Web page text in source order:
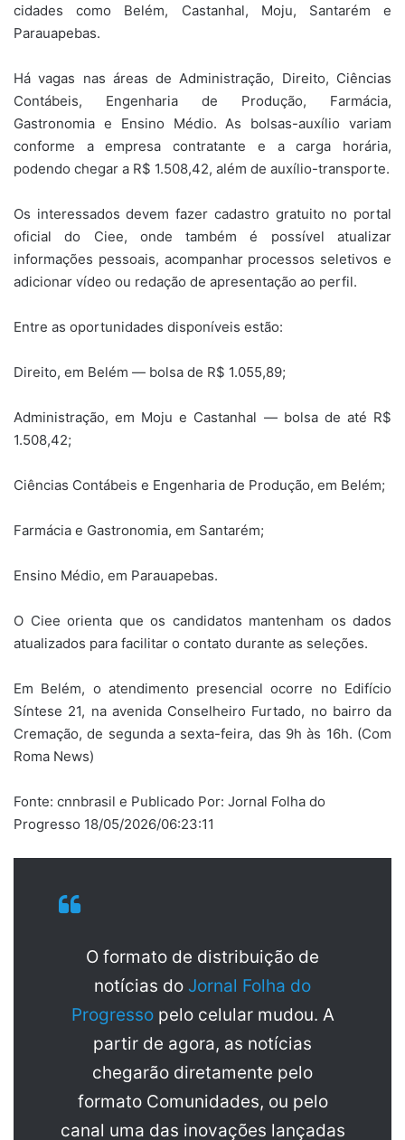
cidades como Belém, Castanhal, Moju, Santarém e
Parauapebas.
Há vagas nas áreas de Administração, Direito, Ciências
Contábeis, Engenharia de Produção, Farmácia,
Gastronomia e Ensino Médio. As bolsas-auxílio variam
conforme a empresa contratante e a carga horária,
podendo chegar a R$ 1.508,42, além de auxílio-transporte.
Os interessados devem fazer cadastro gratuito no portal
oficial do Ciee, onde também é possível atualizar
informações pessoais, acompanhar processos seletivos e
adicionar vídeo ou redação de apresentação ao perfil.
Entre as oportunidades disponíveis estão:
Direito, em Belém — bolsa de R$ 1.055,89;
Administração, em Moju e Castanhal — bolsa de até R$
1.508,42;
Ciências Contábeis e Engenharia de Produção, em Belém;
Farmácia e Gastronomia, em Santarém;
Ensino Médio, em Parauapebas.
O Ciee orienta que os candidatos mantenham os dados
atualizados para facilitar o contato durante as seleções.
Em Belém, o atendimento presencial ocorre no Edifício
Síntese 21, na avenida Conselheiro Furtado, no bairro da
Cremação, de segunda a sexta-feira, das 9h às 16h. (Com
Roma News)
Fonte: cnnbrasil e Publicado Por: Jornal Folha do
Progresso 18/05/2026/06:23:11
O formato de distribuição de
notícias do Jornal Folha do
Progresso pelo celular mudou. A
partir de agora, as notícias
chegarão diretamente pelo
formato Comunidades, ou pelo
canal uma das inovações lançadas